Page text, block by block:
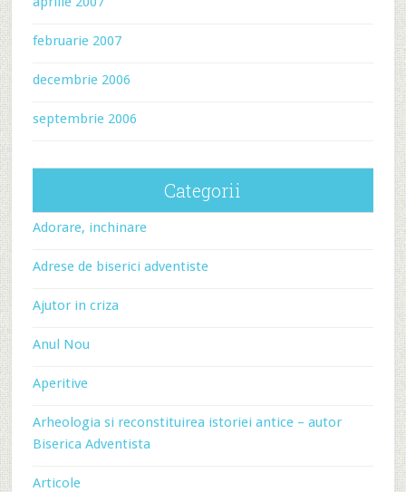
februarie 2007
decembrie 2006
septembrie 2006
Categorii
Adorare, inchinare
Adrese de biserici adventiste
Ajutor in criza
Anul Nou
Aperitive
Arheologia si reconstituirea istoriei antice – autor
Biserica Adventista
Articole